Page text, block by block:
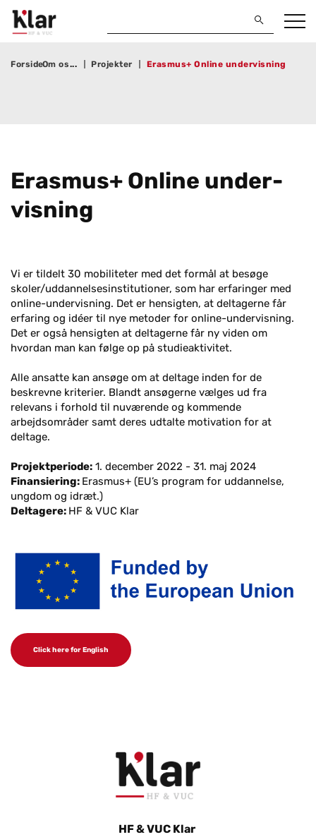
ForsideOm os Projekter Erasmus+ Online undervisning
Eras­mus+ On­li­ne un­der­
vis­ning
Vi er tildelt 30 mobiliteter med det formål at besøge
skoler/uddannelsesinstitutioner, som har erfaringer med
online-undervisning. Det er hensigten, at deltagerne får
erfaring og idéer til nye metoder for online-undervisning.
Det er også hensigten at deltagerne får ny viden om
hvordan man kan følge op på studieaktivitet.
Alle ansatte kan ansøge om at deltage inden for de
beskrevne kriterier. Blandt ansøgerne vælges ud fra
relevans i forhold til nuværende og kommende
arbejdsområder samt deres udtalte motivation for at
deltage.
Projektperiode: 1. december 2022 - 31. maj 2024
Finansiering: Erasmus+ (EU’s program for uddannelse,
ungdom og idræt.)
Deltagere: HF & VUC Klar
Click here for English
HF & VUC Klar